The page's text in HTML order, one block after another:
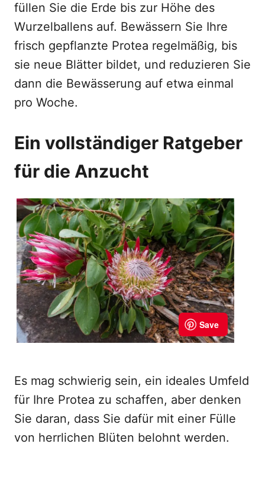
füllen Sie die Erde bis zur Höhe des
Wurzelballens auf. Bewässern Sie Ihre
frisch gepflanzte Protea regelmäßig, bis
sie neue Blätter bildet, und reduzieren Sie
dann die Bewässerung auf etwa einmal
pro Woche.
Ein vollständiger Ratgeber
für die Anzucht
Es mag schwierig sein, ein ideales Umfeld
für Ihre Protea zu schaffen, aber denken
Sie daran, dass Sie dafür mit einer Fülle
von herrlichen Blüten belohnt werden.